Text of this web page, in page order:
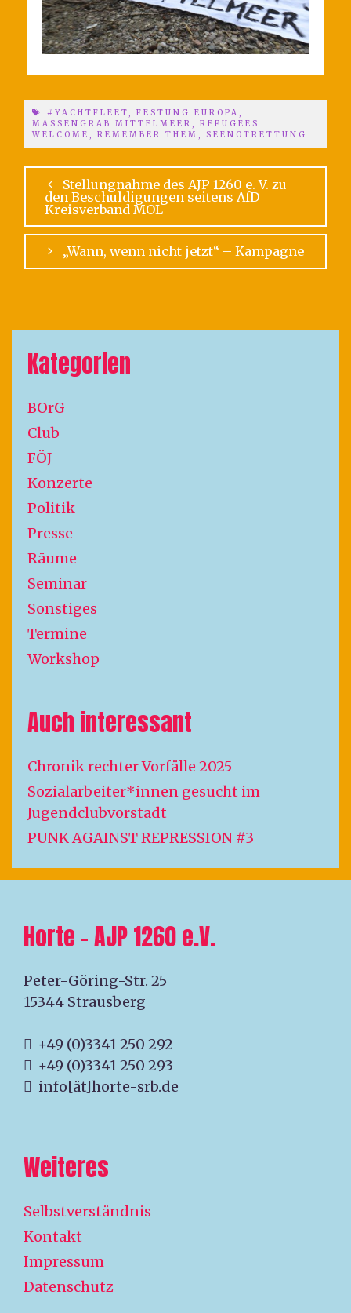
#YACHTFLEET, FESTUNG EUROPA ,
MASSENGRAB MITTELMEER , REFUGEES
WELCOME , REMEMBER THEM , SEENOTRETTUNG
Stellungnahme des AJP 1260 e. V. zu
den Beschuldigungen seitens AfD
Kreisverband MOL
„Wann, wenn nicht jetzt“ – Kampagne
Kategorien
BOrG
Club
FÖJ
Konzerte
Politik
Presse
Räume
Seminar
Sonstiges
Termine
Workshop
Auch interessant
Chronik rechter Vorfälle 2025
Sozialarbeiter*innen gesucht im
Jugendclubvorstadt
PUNK AGAINST REPRESSION #3
Horte – AJP 1260 e.V.
Peter-Göring-Str. 25
15344 Strausberg
+49 (0)3341 250 292
+49 (0)3341 250 293
info[ät]horte-srb.de
Weiteres
Selbstverständnis
Kontakt
Impressum
Datenschutz